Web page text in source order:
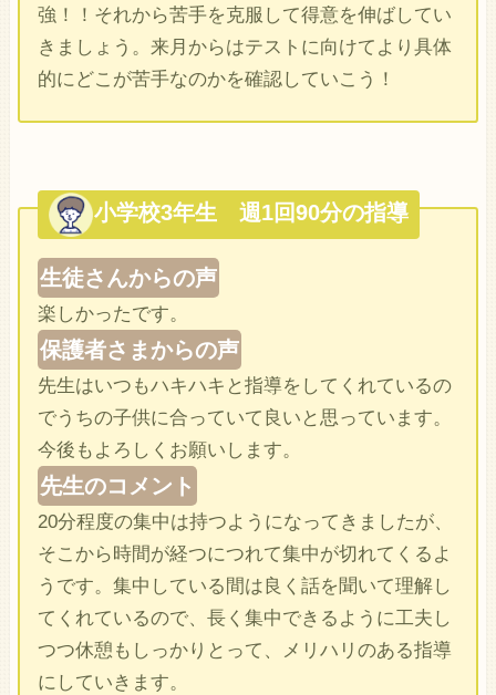
強！！それから苦手を克服して得意を伸ばしてい
きましょう。来月からはテストに向けてより具体
的にどこが苦手なのかを確認していこう！
小学校3年生 週1回90分の指導
生徒さんからの声
楽しかったです。
保護者さまからの声
先生はいつもハキハキと指導をしてくれているの
でうちの子供に合っていて良いと思っています。
今後もよろしくお願いします。
先生のコメント
20分程度の集中は持つようになってきましたが、
そこから時間が経つにつれて集中が切れてくるよ
うです。集中している間は良く話を聞いて理解し
てくれているので、長く集中できるように工夫し
つつ休憩もしっかりとって、メリハリのある指導
にしていきます。